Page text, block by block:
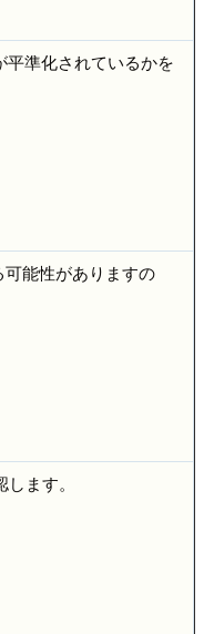
準化されているかを
能性がありますの
ます。